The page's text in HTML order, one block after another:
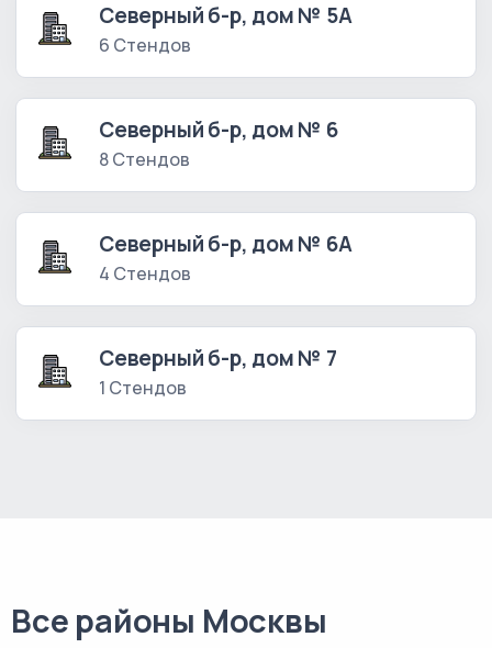
Северный б-р, дом № 5А
6 Стендов
Северный б-р, дом № 6
8 Стендов
Северный б-р, дом № 6А
4 Стендов
Северный б-р, дом № 7
1 Стендов
Все районы Москвы